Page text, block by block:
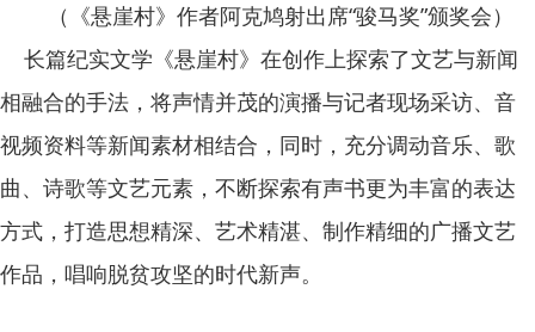
（《悬崖村》作者阿克鸠射出席“骏马奖”颁奖会）
长篇纪实文学《悬崖村》在创作上探索了文艺与新闻
相融合的手法，将声情并茂的演播与记者现场采访、音
视频资料等新闻素材相结合，同时，充分调动音乐、歌
曲、诗歌等文艺元素，不断探索有声书更为丰富的表达
方式，打造思想精深、艺术精湛、制作精细的广播文艺
作品，唱响脱贫攻坚的时代新声。